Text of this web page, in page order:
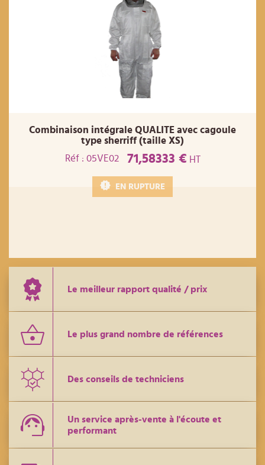
Combinaison intégrale QUALITE avec cagoule
type sherriff (taille XS)
Réf : 05VE02
71,58333 € HT
EN RUPTURE
Le meilleur rapport qualité / prix
Le plus grand nombre de références
Des conseils de techniciens
Un service après-vente à l'écoute et
performant